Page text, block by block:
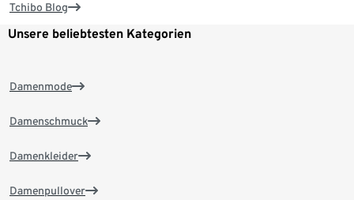
Tchibo Blog
Unsere beliebtesten Kategorien
Damenmode
Damenschmuck
Damenkleider
Damenpullover